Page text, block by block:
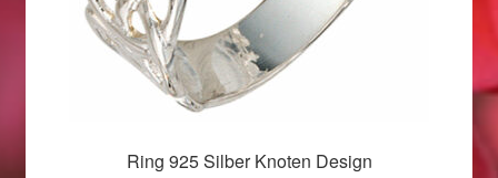
Vertrag widerrufen
Ring 925 Silber Knoten Design